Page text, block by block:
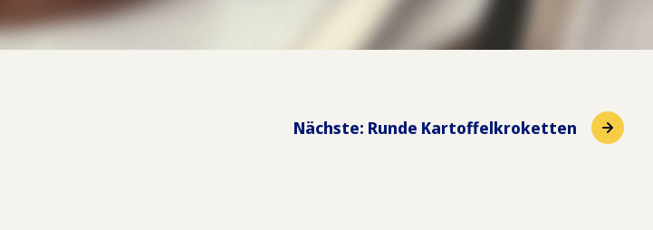
Nächste: Runde Kartoffelkroketten